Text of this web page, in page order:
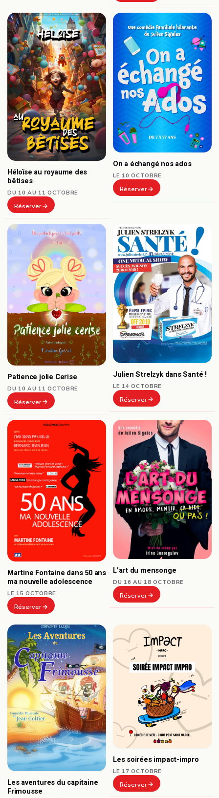
Héloïse au royaume des
bêtises
DU 10 AU 11 OCTOBRE
Réserver
On a échangé nos ados
LE 10 OCTOBRE
Réserver
Patience jolie Cerise
DU 10 AU 11 OCTOBRE
Réserver
Julien Strelzyk dans Santé !
LE 14 OCTOBRE
Réserver
Martine Fontaine dans 50 ans
ma nouvelle adolescence
LE 15 OCTOBRE
Réserver
L’art du mensonge
DU 16 AU 18 OCTOBRE
Réserver
Les aventures du capitaine
Frimousse
Les soirées impact-impro
LE 17 OCTOBRE
Réserver